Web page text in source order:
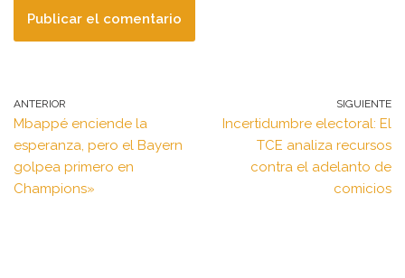
ANTERIOR
Mbappé enciende la
esperanza, pero el Bayern
golpea primero en
Champions»
SIGUIENTE
Incertidumbre electoral: El
TCE analiza recursos
contra el adelanto de
comicios